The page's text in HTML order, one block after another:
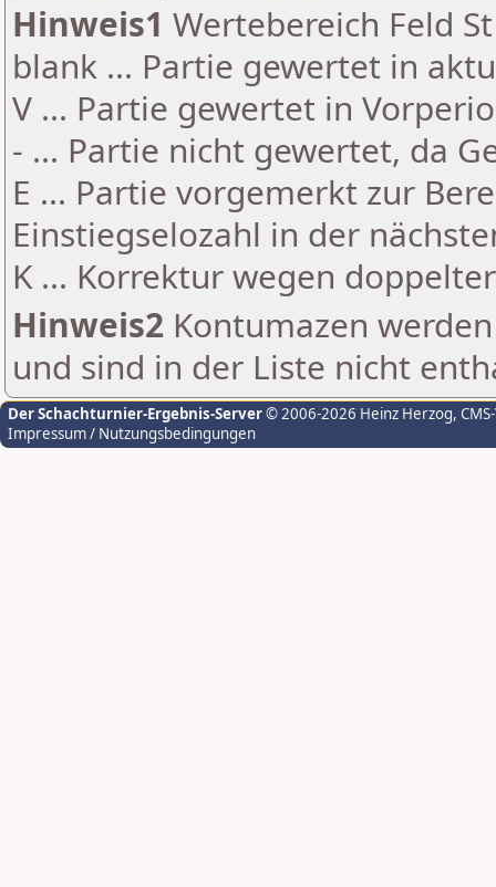
Hinweis1 Wertebereich Feld
blank ... Partie gewertet in
V ... Partie gewertet in
- ... Partie nicht gewertet, da
E ... Partie vorgemerkt zur
Einstiegselozahl in der
K ... Korrektur wegen
Hinweis2 Kontumazen
und sind in der Liste nicht
Der Schachturnier-Ergebnis-Server© 2006-2026 Heinz Herzog,
Impressum / Nutzungsbedingungen